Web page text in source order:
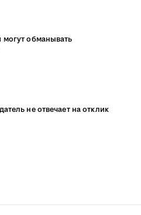
обманывать
не отвечает на отклик